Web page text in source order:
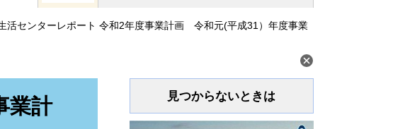
タ
ム
活センターレポート 令和2年度事業計画 令和元(平成31）年度事業
業計
見つからないときは